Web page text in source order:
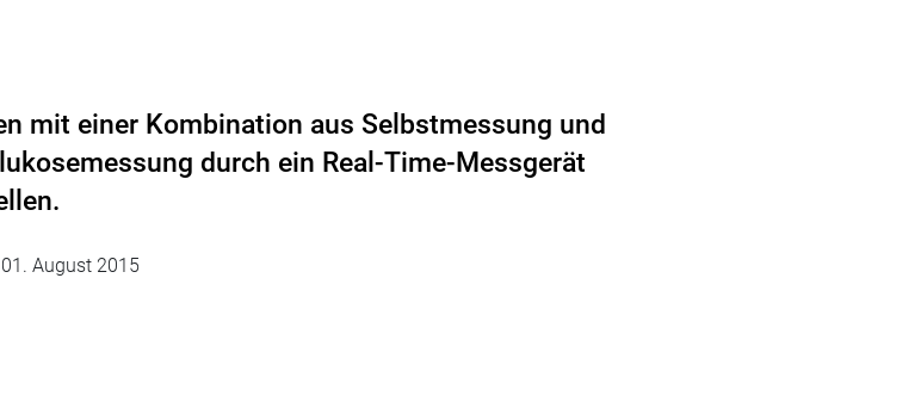
mit einer Kombination aus Selbstmessung und
durch ein Real-Time-Messgerät
01. August 2015